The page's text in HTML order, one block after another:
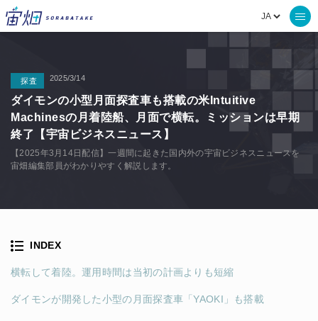
探査 2025/3/14
ダイモンの小型月面探査車も搭載の米Intuitive
Machinesの月着陸船、月面で横転。ミッションは早期
終了【宇宙ビジネスニュース】
【2025年3月14日配信】一週間に起きた国内外の宇宙ビジネスニュースを
宙畑編集部員がわかりやすく解説します。
INDEX
横転して着陸。運用時間は当初の計画よりも短縮
ダイモンが開発した小型の月面探査車「YAOKI」も搭載